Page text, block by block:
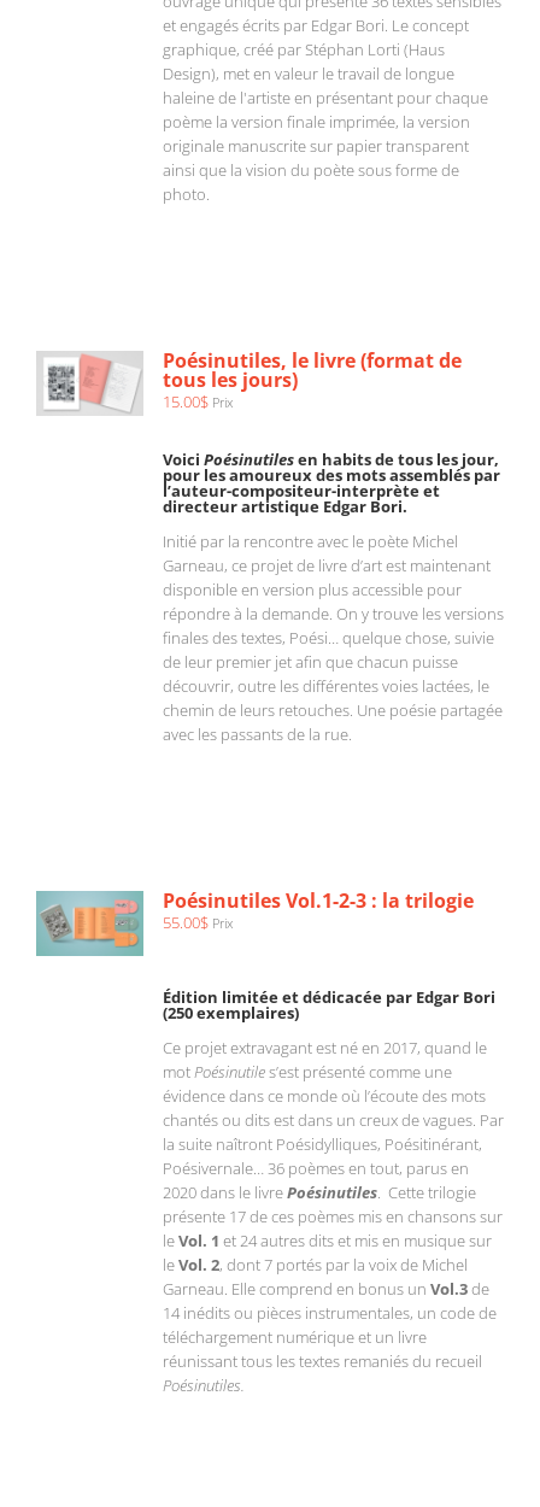
et engagés écrits par Edgar Bori. Le concept
graphique, créé par Stéphan Lorti (Haus
Design), met en valeur le travail de longue
haleine de l'artiste en présentant pour chaque
poème la version finale imprimée, la version
originale manuscrite sur papier transparent
ainsi que la vision du poète sous forme de
photo.
DÉTAILS
Poésinutiles, le livre (format de
tous les jours)
15.00$ Prix
Voici Poésinutilesen habits de tous les jour,
pour les amoureux des mots assemblés par
l’auteur-compositeur-interprète et
directeur artistique Edgar Bori.
Initié par la rencontre avec le poète Michel
Garneau, ce projet de livre d’art est maintenant
disponible en version plus accessible pour
répondre à la demande. On y trouve les versions
finales des textes, Poési… quelque chose, suivie
de leur premier jet afin que chacun puisse
découvrir, outre les différentes voies lactées, le
chemin de leurs retouches. Une poésie partagée
avec les passants de la rue.
DÉTAILS
Poésinutiles Vol.1-2-3 : la trilogie
55.00$ Prix
Édition limitée et dédicacée par Edgar Bori
(250 exemplaires)
Ce projet extravagant est né en 2017, quand le
motPoésinutiles’est présenté comme une
évidence dans ce monde où l’écoute des mots
chantés ou dits est dans un creux de vagues. Par
la suite naîtront Poésidylliques, Poésitinérant,
Poésivernale… 36 poèmes en tout, parus en
2020 dans le livrePoésinutiles. Cette trilogie
présente 17 de ces poèmes mis en chansons sur
leVol. 1 et 24 autres dits et mis en musique sur
leVol. 2, dont 7 portés par la voix de Michel
Garneau. Elle comprend en bonus un Vol.3de
14 inédits ou pièces instrumentales, un code de
téléchargement numérique et un livre
réunissant tous les textes remaniés du recueil
Poésinutiles.